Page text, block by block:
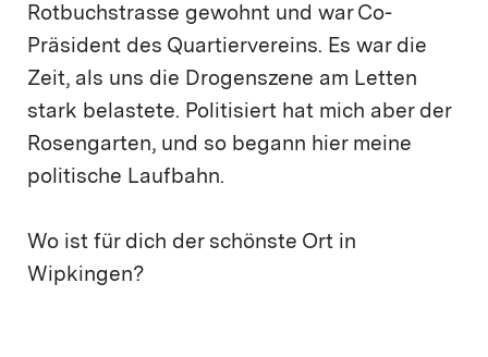
Rotbuchstrasse gewohnt und war Co-
Präsident des Quartiervereins. Es war die
Zeit, als uns die Drogenszene am Letten
stark belastete. Politisiert hat mich aber der
Rosengarten, und so begann hier meine
politische Laufbahn.
Wo ist für dich der schönste Ort in
Wipkingen?